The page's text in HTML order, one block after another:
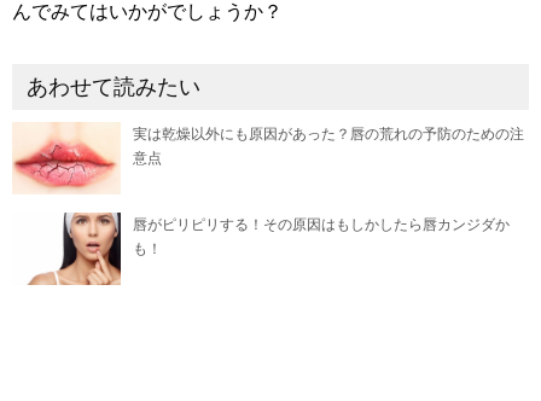
んでみてはいかがでしょうか？
あわせて読みたい
実は乾燥以外にも原因があった？唇の荒れの予防のための注
意点
唇がピリピリする！その原因はもしかしたら唇カンジダか
も！